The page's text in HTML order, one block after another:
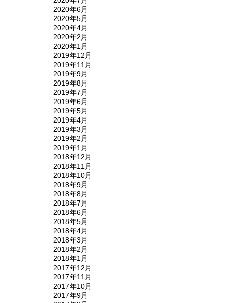
2020年6月
2020年5月
2020年4月
2020年2月
2020年1月
2019年12月
2019年11月
2019年9月
2019年8月
2019年7月
2019年6月
2019年5月
2019年4月
2019年3月
2019年2月
2019年1月
2018年12月
2018年11月
2018年10月
2018年9月
2018年8月
2018年7月
2018年6月
2018年5月
2018年4月
2018年3月
2018年2月
2018年1月
2017年12月
2017年11月
2017年10月
2017年9月